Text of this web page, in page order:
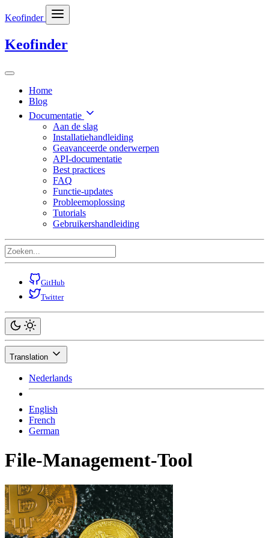
Keofinder
Keofinder
Home
Blog
Documentatie
Aan de slag
Installatiehandleiding
Geavanceerde onderwerpen
API-documentatie
Best practices
FAQ
Functie-updates
Probleemoplossing
Tutorials
Gebruikershandleiding
GitHub
Twitter
Translation
Nederlands
English
French
German
File-Management-Tool